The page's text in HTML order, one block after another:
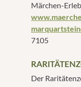
Märchen-
7105
Der